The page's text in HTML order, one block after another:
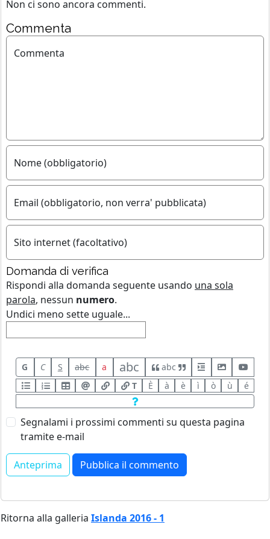
Non ci sono ancora commenti.
Commenta
Commenta
Nome (obbligatorio)
Email (obbligatorio, non verra' pubblicata)
Sito internet (facoltativo)
Domanda di verifica
Rispondi alla domanda seguente usando una sola
parola, nessun numero.
Undici meno sette uguale...
G C S abc a abc
abc
T
È à è ì ò ù é
Segnalami i prossimi commenti su questa pagina
tramite e-mail
Ritorna alla galleria Islanda 2016 - 1